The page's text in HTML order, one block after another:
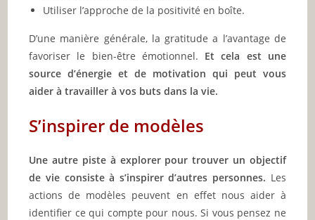
Utiliser l’approche de la positivité en boîte.
D’une manière générale, la gratitude a l’avantage de
favoriser le bien-être émotionnel. Et cela est une
source d’énergie et de motivation qui peut vous
aider à travailler à vos buts dans la vie.
S’inspirer de modèles
Une autre piste à explorer pour trouver un objectif
de vie consiste à s’inspirer d’autres personnes. Les
actions de modèles peuvent en effet nous aider à
identifier ce qui compte pour nous. Si vous pensez ne